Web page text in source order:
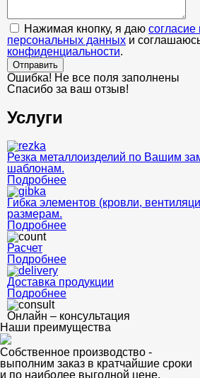
Нажимая кнопку, я даю согласие
персональных данных и
конфиденциальности.
Отправить
Ошибка! Не все поля заполнены
Спасибо за ваш отзыв!
Услуги
Резка металлоизделий по Вашим
шаблонам.
Подробнее
Гибка элементов (кровли,
размерам.
Подробнее
Расчет
Подробнее
Доставка продукции
Подробнее
Онлайн – консультация
Наши преимущества
Собственное производство -
выполним заказ в кратчайшие сроки
и по наиболее выгодной цене.